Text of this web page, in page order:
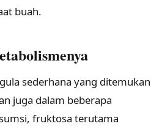
buah.
sederhana yang ditemukan
juga dalam beberapa
fruktosa terutama